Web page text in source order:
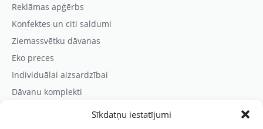
Sīkdatņu iestatījumi
Reklāmas apģērbs
Konfektes un citi saldumi
Ziemassvētku dāvanas
Eko preces
Individuālai aizsardzībai
Dāvanu komplekti
Kontaktinformācija